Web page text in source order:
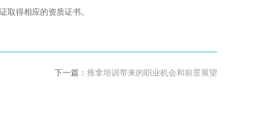
取得相应的资质证书。
下一篇：推拿培训带来的职业机会和前景展望